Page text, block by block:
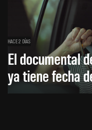
HACE 2 DÍAS
El documental
ya tiene fecha